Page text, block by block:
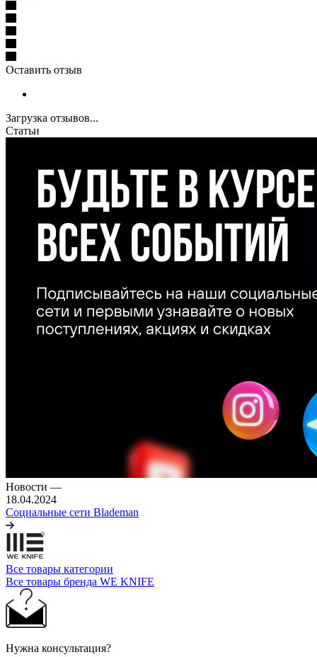
Оставить отзыв
Загрузка отзывов...
Статьи
Новости —
18.04.2024
Социальные сети Blademan
Все товары категории
Все товары бренда WE KNIFE
Нужна консультация?